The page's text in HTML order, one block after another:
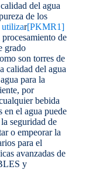
del agua
de los
utilizar[PKMR1]
de
grado
son torres de
calidad del agua
para la
por
bebida
el agua puede
seguridad de
o empeorar la
para el
avanzadas de
y